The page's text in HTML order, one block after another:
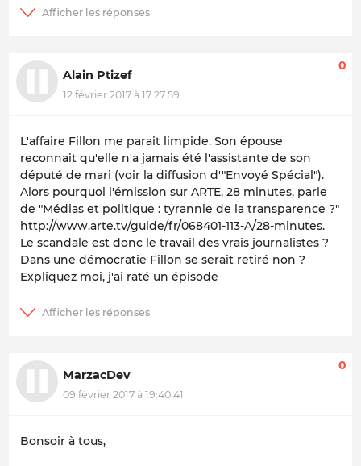
Alain Ptizef
12 février 2017 à 17:27:59
0
L'affaire Fillon me parait limpide. Son épouse
reconnait qu'elle n'a jamais été l'assistante de son
député de mari (voir la diffusion d'"Envoyé Spécial").
Alors pourquoi l'émission sur ARTE, 28 minutes, parle
de "Médias et politique : tyrannie de la transparence ?"
http://www.arte.tv/guide/fr/068401-113-A/28-minutes.
Le scandale est donc le travail des vrais journalistes ?
Dans une démocratie Fillon se serait retiré non ?
Expliquez moi, j'ai raté un épisode
MarzacDev
09 février 2017 à 19:40:41
0
Bonsoir à tous,